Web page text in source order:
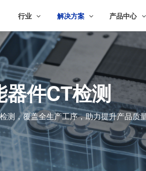
行业 解决方案 产品中心
器件CT检测
测，覆盖全生产工序，助力提升产品质